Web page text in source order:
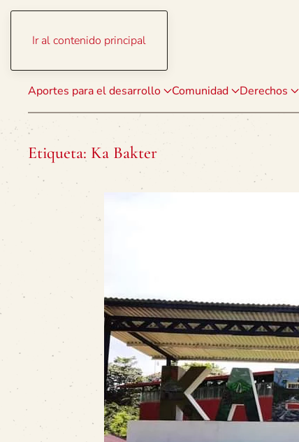
Ir al contenido principal
Aportes para el desarrollo Comunidad Derechos
Etiqueta: Ka Bakter